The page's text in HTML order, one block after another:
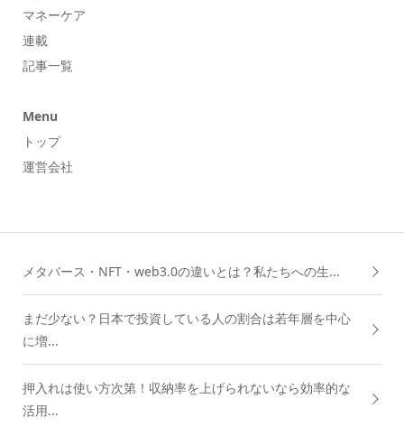
マネーケア
連載
記事一覧
Menu
トップ
運営会社
メタバース・NFT・web3.0の違いとは？私たちへの生...
まだ少ない？日本で投資している人の割合は若年層を中心
に増...
押入れは使い方次第！収納率を上げられないなら効率的な
活用...